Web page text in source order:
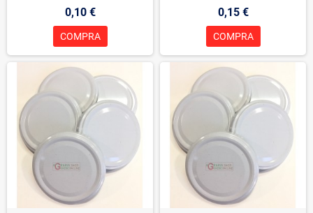
0,10 €
COMPRA
0,15 €
COMPRA